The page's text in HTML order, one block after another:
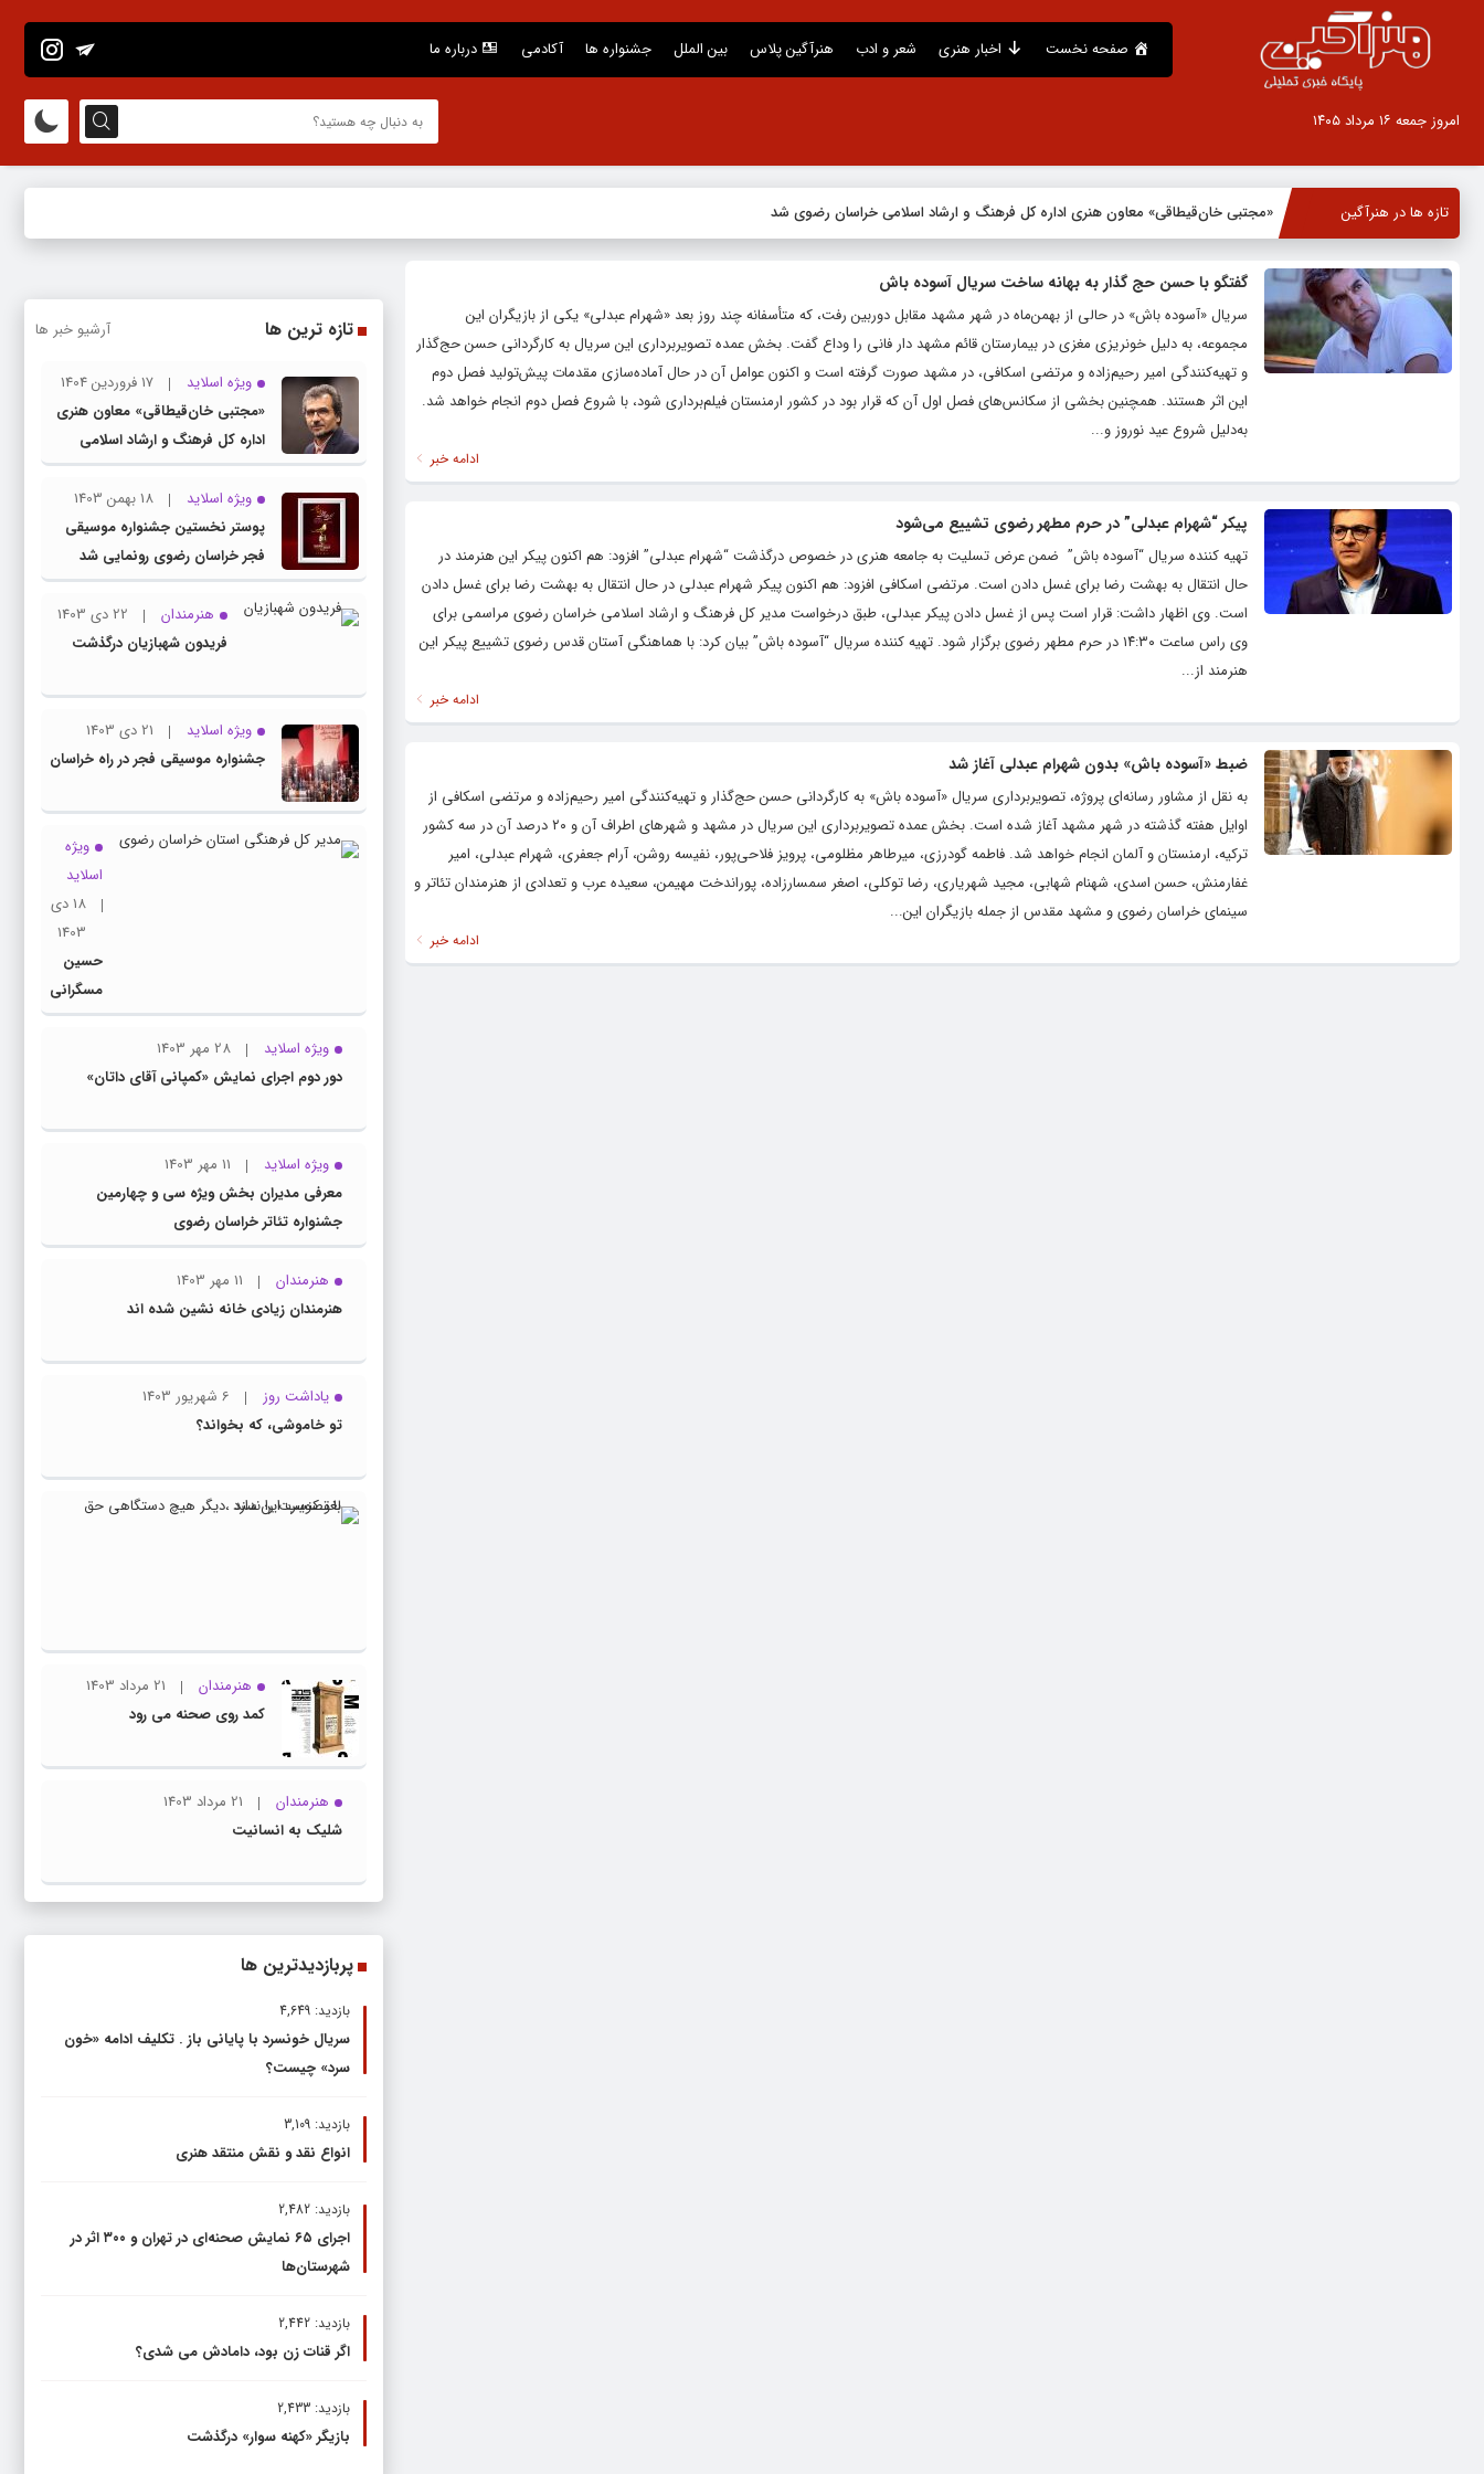
صفحه نخست اخبار هنری شعر و ادب هنرآگین پلاس بین الملل جشنواره ها آکادمی درباره ما
امروز جمعه ۱۶ مرداد ۱۴۰۵
تازه ها در هنرآگین «مجتبی خان‌قیطاقی» معاون هنری اداره کل فرهنگ و ارشاد اسلامی خراسان رضوی شد
گفتگو با حسن حج گذار به بهانه ساخت سریال آسوده باش
سریال «آسوده باش» در حالی از بهمن‌ماه در شهر مشهد مقابل دوربین رفت، که متأسفانه چند روز بعد «شهرام عبدلی» یکی از بازیگران این
مجموعه، به دلیل خونریزی مغزی در بیمارستان قائم مشهد دار فانی را وداع گفت. بخش عمده تصویربرداری این سریال به کارگردانی حسن حج‌گذار
و تهیه‌کنندگی امیر رحیم‌زاده و مرتضی اسکافی، در مشهد صورت گرفته است و اکنون عوامل آن در حال آماده‌سازی مقدمات پیش‌تولید فصل دوم
این اثر هستند. همچنین بخشی از سکانس‌های فصل اول آن که قرار بود در کشور ارمنستان فیلم‌برداری شود، با شروع فصل دوم انجام خواهد شد.
به‌دلیل شروع عید نوروز و...
ادامه خبر
پیکر “شهرام عبدلی” در حرم مطهر رضوی تشییع می‌شود
تهیه کننده سریال “آسوده باش” ضمن عرض تسلیت به جامعه هنری در خصوص درگذشت “شهرام عبدلی” افزود: هم اکنون پیکر این هنرمند در
حال انتقال به بهشت رضا برای غسل دادن است. مرتضی اسکافی افزود: هم اکنون پیکر شهرام عبدلی در حال انتقال به بهشت رضا برای غسل دادن
است. وی اظهار داشت: قرار است پس از غسل دادن پیکر عبدلی، طبق درخواست مدیر کل فرهنگ و ارشاد اسلامی خراسان رضوی مراسمی برای
وی راس ساعت ۱۴:۳۰ در حرم مطهر رضوی برگزار شود. تهیه کننده سریال “آسوده باش” بیان کرد: با هماهنگی آستان قدس رضوی تشییع پیکر این
هنرمند از...
ادامه خبر
ضبط «آسوده باش» بدون شهرام عبدلی آغاز شد
به نقل از مشاور رسانه‌ای پروژه، تصویربرداری سریال «آسوده باش» به کارگردانی حسن حج‌گذار و تهیه‌کنندگی امیر رحیم‌زاده و مرتضی اسکافی از
اوایل هفته گذشته در شهر مشهد آغاز شده است. بخش عمده تصویربرداری این سریال در مشهد و شهرهای اطراف آن و ۲۰ درصد آن در سه کشور
ترکیه، ارمنستان و آلمان انجام خواهد شد. فاطمه گودرزی، میرطاهر مظلومی، پرویز فلاحی‌پور، نفیسه روشن، آرام جعفری، شهرام عبدلی، امیر
غفارمنش، حسن اسدی، شهنام شهابی، مجید شهریاری، رضا توکلی، اصغر سمسارزاده، پوراندخت مهیمن، سعیده عرب و تعدادی از هنرمندان تئاتر و
سینمای خراسان رضوی و مشهد مقدس از جمله بازیگران این...
ادامه خبر
تازه ترین ها آرشیو خبر ها
ویژه اسلاید
17 فروردین 1404
«مجتبی خان‌قیطاقی» معاون هنری
اداره کل فرهنگ و ارشاد اسلامی
خراسان رضوی شد
ویژه اسلاید
18 بهمن 1403
پوستر نخستین جشنواره موسیقی
فجر خراسان رضوی رونمایی شد
هنرمندان
22 دی 1403
فریدون شهبازیان درگذشت
ویژه اسلاید
21 دی 1403
جشنواره موسیقی فجر در راه خراسان
ویژه
اسلاید
18 دی
1403
حسین
مسگرانی
به عنوان
فرهنگ و
اسلامی
رضوی
شد
ویژه اسلاید
28 مهر 1403
دور دوم اجرای نمایش «کمپانی آقای داتان»
ویژه اسلاید
11 مهر 1403
معرفی مدیران بخش ویژه سی و چهارمین
جشنواره تئاتر خراسان رضوی
هنرمندان
11 مهر 1403
هنرمندان زیادی خانه نشین شده اند
یاداشت روز
6 شهریور 1403
تو خاموشی، که بخواند؟
این
را
هنرمندان
21 مرداد 1403
کمد روی صحنه می رود
هنرمندان
21 مرداد 1403
شلیک به انسانیت
پربازدیدترین ها
بازدید: 4,649
سریال خونسرد با پایانی باز . تکلیف ادامه «خون
سرد» چیست؟
بازدید: 3,109
انواع نقد و نقش منتقد هنری
بازدید: 2,482
اجرای ۶۵ نمایش صحنه‌ای در تهران و ۳۰۰ اثر در
شهرستان‌ها
بازدید: 2,442
اگر قنات زن بود، دامادش می شدی؟
بازدید: 2,433
بازیگر «کهنه سوار» درگذشت